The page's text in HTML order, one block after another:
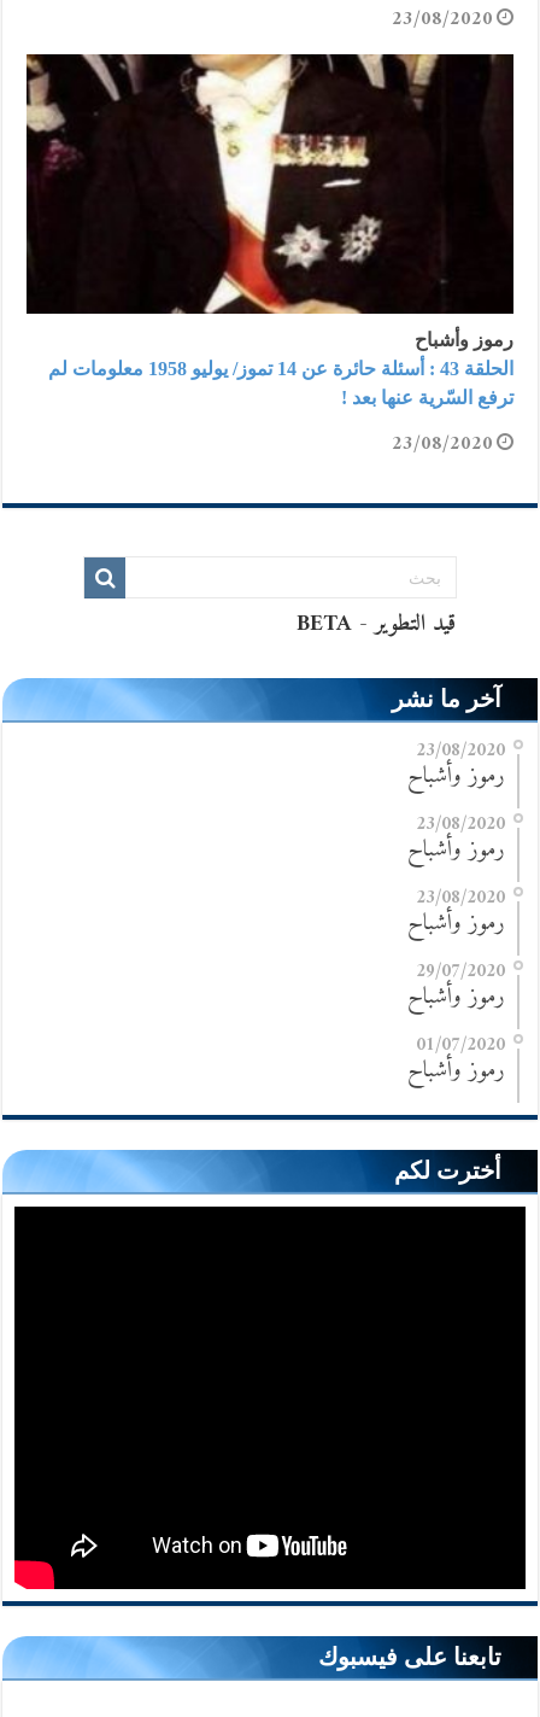
23/08/2020
رموز وأشباح
الحلقة 43 : أسئلة حائرة عن 14 تموز/ يوليو 1958 معلومات لم
ترفع السّرية عنها بعد !
23/08/2020
آخر ما نشر
23/08/2020
رموز وأشباح
23/08/2020
رموز وأشباح
23/08/2020
رموز وأشباح
29/07/2020
رموز وأشباح
01/07/2020
رموز وأشباح
أخترت لكم
تابعنا على فيسبوك